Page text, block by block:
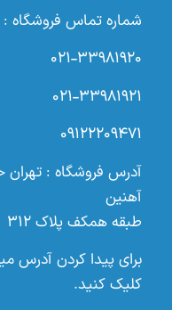
شماره تماس فروشگاه :
۰۲۱-۳۳۹۸۱۹۲۰
۰۲۱-۳۳۹۸۱۹۲۱
۰۹۱۲۲۲۰۹۴۷۱
آدرس فروشگاه : تهران
آهنین
طبقه همکف پلاک ۳۱۲
برای پیدا کردن آدرس
کلیک کنید.